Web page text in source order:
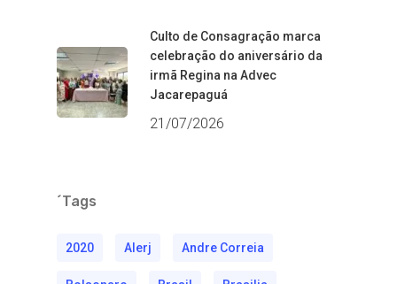
Culto de Consagração marca
celebração do aniversário da
irmã Regina na Advec
Jacarepaguá
21/07/2026
´Tags
2020 Alerj Andre Correia